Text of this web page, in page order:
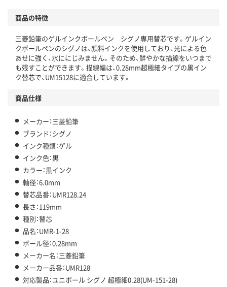
商品の特徴
三菱鉛筆のゲルインクボールペン シグノ専用替芯です。ゲルイン
クボールペンのシグノは、顔料インクを使用しており、光による色
あせに強く、水ににじみません。そのため、鮮やかな描線をいつまで
も残すことができます。描線幅は、0.28mm超極細タイプの黒イン
ク替芯で、UM15128に適合しています。
商品仕様
メーカー：三菱鉛筆
ブランド：シグノ
インク種類：ゲル
インク色：黒
カラー：黒インク
軸径：6.0mm
替芯品番：UMR128.24
長さ：119mm
種別：替芯
品名：UMR-1-28
ボール径：0.28mm
メーカー名：三菱鉛筆
メーカー品番：UMR128
対応製品：ユニボール シグノ 超極細0.28(UM-151-28)